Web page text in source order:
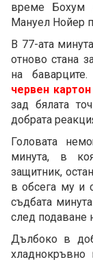
време Бохум
Мануел Нойер
В 77-ата минута
отново стана
на
червен картон
зад бялата
добрата
Головата
минута, в
защитник,
в обсега му и
съдбата
след подаване
Дълбоко в
хладнокръвно